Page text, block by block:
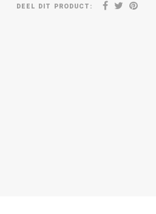
DEEL DIT PRODUCT: